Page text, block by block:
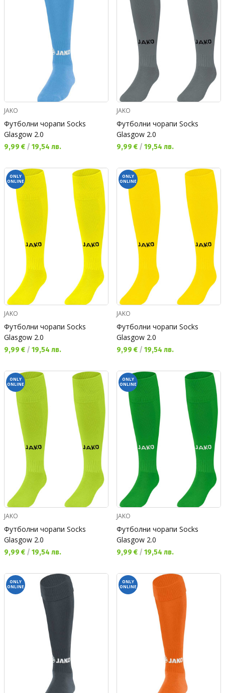
JAKO
Футболни чорапи Socks
Glasgow 2.0
Текуща цена:
9,99 € / 19,54 лв.
JAKO
Футболни чорапи Socks
Glasgow 2.0
Текуща цена:
9,99 € / 19,54 лв.
ONLY
ONLINE
JAKO
Футболни чорапи Socks
Glasgow 2.0
Текуща цена:
9,99 € / 19,54 лв.
ONLY
ONLINE
JAKO
Футболни чорапи Socks
Glasgow 2.0
Текуща цена:
9,99 € / 19,54 лв.
ONLY
ONLINE
JAKO
Футболни чорапи Socks
Glasgow 2.0
Текуща цена:
9,99 € / 19,54 лв.
ONLY
ONLINE
JAKO
Футболни чорапи Socks
Glasgow 2.0
Текуща цена:
9,99 € / 19,54 лв.
ONLY
ONLINE
ONLY
ONLINE